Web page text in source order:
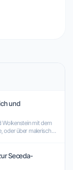
und
Wolkenstein mit dem
oder über malerische,
Seceda-